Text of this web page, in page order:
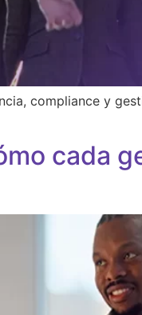
compliance y
cada